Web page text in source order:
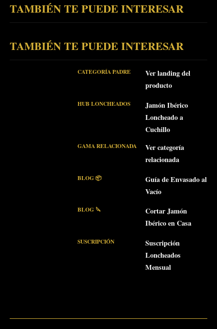
TAMBIÉN TE PUEDE INTERESAR
TAMBIÉN TE PUEDE INTERESAR
CATEGORÍA PADRE
Ver landing del
producto
HUB LONCHEADOS
Jamón Ibérico
Loncheado a
Cuchillo
GAMA RELACIONADA
Ver categoría
relacionada
BLOG 📦
Guía de Envasado al
Vacío
BLOG 🔪
Cortar Jamón
Ibérico en Casa
SUSCRIPCIÓN
Suscripción
Loncheados
Mensual